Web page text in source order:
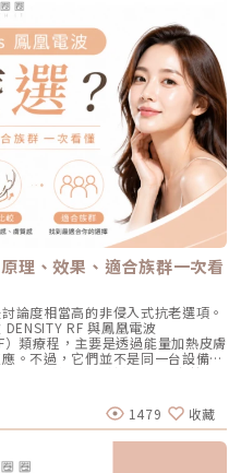
痘痘的機率降到最低。但人體是有
腺可能會慢慢恢復部分功能。此
可能引發零星的痘痘。但整體來
多人會選擇在 1 到 2 年後，將
施打一次。Q5：打完 AviClear 後
「非侵入性」的安全療程，術後皮
時到一天內就會自然消退，完全不
單：只要做好「基礎保濕」與「確
、酸類或去角質等刺激性產品即
的午休醫美選擇。拿回肌膚的主導
只是一個表面的皮膚問題，它更深
去，嚴重痘痘肌患者往往陷入兩
口服藥物的強烈副作用。隨著 2026
）問世，無疑為醫學美容界
、安全且具備極長效性的無藥物解
身性藥物代謝，精準轉移至局部的
你也厭倦了反覆擦藥、吃藥的無盡
易泛油光的健康臉龐，建議尋求專
雷射療程規劃，為自己預約一個遠
到達真皮層特定深度時瞬間釋放電
白重組（改善老化型毛孔），微針
活躍的皮脂腺（改善出油型毛
）、肝斑體質不適合打高能量雷射
特色：因為熱能在皮膚深層釋放，
可上妝）。對於膚質的「整體優
建：得美微針筆（Dermapen）原
層每秒創造出1,920的微小穿刺通
的傷口癒合機制，刺激膠原蛋白與
像海綿一樣，大幅提升後續保養精
率，達到加乘的養膚效果。適合族
粗糙者，以及對部分能量型療程較
仍需由醫師評估）。效果與特色：
術後照顧相對簡單，反黑機率極
能溫和改善膚質與毛孔細緻度的新
了讓你更清楚怎麼挑選，我們整理
：醫美術後保養黃金法則許多人投
可能影響修復效果，甚至增加色素
定膚況並延續療程效果：1. 加強保
較為脆弱，容易出現乾燥與水分流
保濕與修護產品（如玻尿酸、神經
境。2. 落實防曬措施術後肌膚對紫
如 SPF30–50 以上），並搭配帽
的風險。3. 避免刺激性保養於恢復
酸）、A醇、去角質及高刺激性美
人膚況不同，建議依照醫師指示逐
Q1：做完醫美，毛孔就可以「完
孔是皮膚正常的生理結構，不可
大、變形毛孔「縮小、變淺」，讓
就是俗稱的「水煮蛋肌」狀態。
科學、更安全的方式處理色素問
治療前，系統會先掃描肌膚，辨識
師不再只依賴肉眼判斷，而是能透
也更一致。對於斑點多、深淺不一
提升治療的精準度。CPTL 超冷卻
，就是因熱能過高造成紅腫、脫
發的同時迅速降溫，使肌膚保持在
冷保護包覆後，不僅治療時更舒
復期縮短許多。VSLS色素冷剝離
並非以高熱燒灼黑色素，而是以機
再交由身體自然代謝。這項機制能
組織的影響，讓整個治療更溫和，
。透過這三項核心技術的搭配，
是以更安全、更穩定的方式改善色
風險低的期待。Reepot 為何能將
為什麼 Reepot 能做到治療後「撕
量作用與術後設計密切相關。
術，使表層黑色素逐漸被帶向角質
閉式的修復環境，讓色素在代謝期
診時由專業人員取下，老化角質連
一撕即除」的改善效果。以冷卻保
謝更有感，也讓治療成果更直觀。
己的定位Reepot 特別適合以下肌
膚色暗沉不均，看起來不夠乾淨
恢復期短、隔天能上班 膚質偏薄
AI時光雷射的效果：一次能
效果因個人皮膚而異）： 斑點淡
、邊界變柔和 妝感變乾淨，妝更
復期與照護指南Reepot 最大優勢
1–3 天斑點結痂／色素加深：3–7
有傷口、感染或過敏發炎需等肌膚
的縮寫。原理是透過
蛋白受熱收縮，並啟動後續的膠原
會覺得很抽象，電波不是只打一個
皮膚裡的膠原纖維遇到適當熱能，
有比較緊、平整的感覺。所以電波
淡、毛孔視覺變細緻、臉部鬆弛感
較強調「皮膚緊緻」和「膚質改
、眼周或嘴邊有細紋、臉頰摸起來
。但要注意，電波不是做完就立刻
：一部分人會先感覺皮膚有收緊
緊緻度逐漸出現。音波是什麼？重
的是 聚焦式超音波能量，常見名
是可以把能量聚焦到皮膚深層，形
蛋白新生。部分音波療程可透過不
結構的位置，例如常被討論的
一部分，傳統拉皮手術也會處理這
方式，把能量送到較深層的支撐結
果感受包括：下顎線變清楚、嘴邊
鬆垂感變少。如果你的困擾不是細
模糊」、「拍照時下半臉變重」，
音波也不是越深越好、越痛越有
不同發數，醫師必須依照臉型、脂
次、能量過高或發數不合適，都可
異表 項目 電波拉提 音
理、效果、適合族群一次看
論度相當高的非侵入式抗老選項。
RF 與鳳凰電波
類療程，主要是透過能量加熱皮膚
。不過，它們並不是同一台設備，
凰電波較常被用於輪廓緊緻與拉提
雙電波則為結合單極與雙極射頻
緻與膚質改善。 根據原廠資料，
於肌膚緊緻與平滑需求；而
可作用於不同皮膚層次。 這也是為
需要的是「輪廓拉提」，還是
雙電波？ 兩者是否可以搭配施
1479 收藏